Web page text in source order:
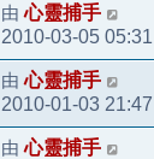
由心靈捕手
2010-03-05 05:31
由心靈捕手
2010-01-03 21:47
由心靈捕手